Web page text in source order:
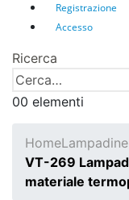
Registrazione
Accesso
Ricerca
00 elementi
Home
VT-269
materiale